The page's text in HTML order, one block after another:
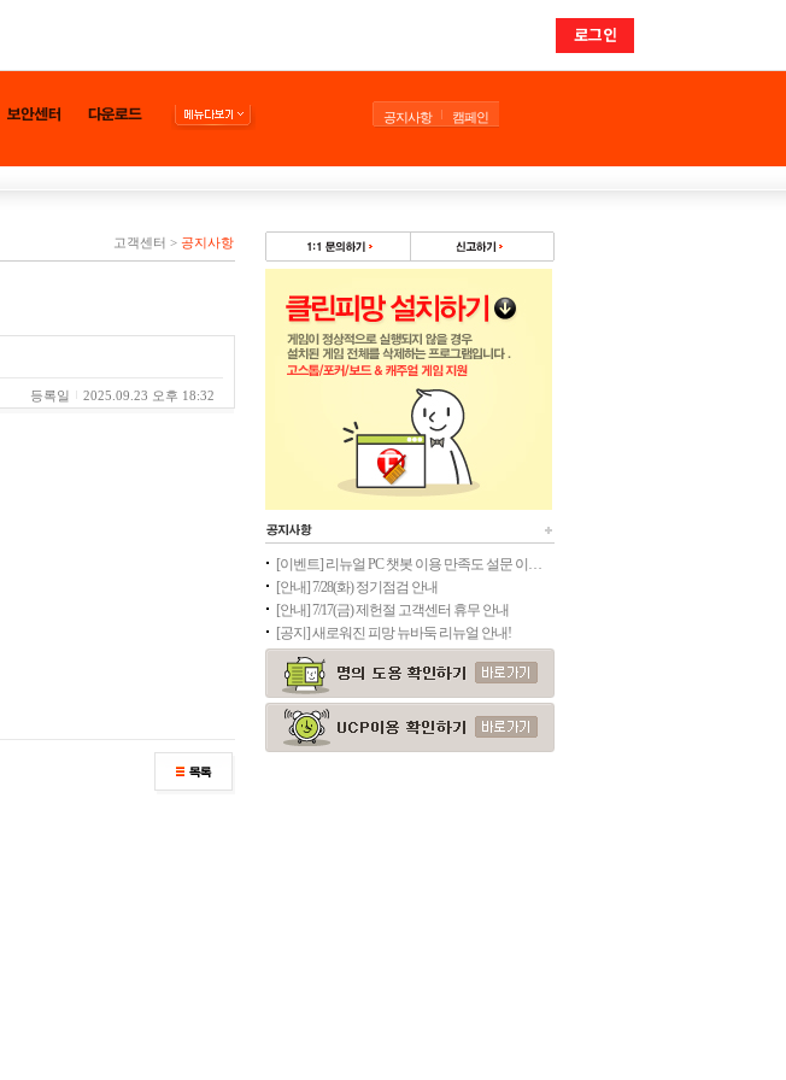
로그인
공지사항 캠페인
고객센터 > 공지사항
등록일 2025.09.23 오후 18:32
[이벤트] 리뉴얼 PC 챗봇 이용 만족도 설문 이벤트(종료)
[안내] 7/28(화) 정기점검 안내
[안내] 7/17(금) 제헌절 고객센터 휴무 안내
[공지] 새로워진 피망 뉴바둑 리뉴얼 안내!